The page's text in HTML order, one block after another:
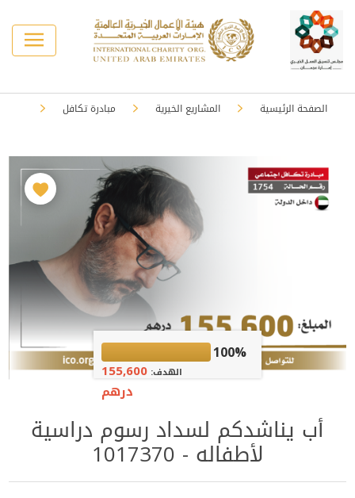
الصفحة الرئيسية المشاريع الخيرية مبادرة تكافل
100%
الهدف:155,600
درهم
أب يناشدكم لسداد رسوم دراسية
لأطفاله - 1017370